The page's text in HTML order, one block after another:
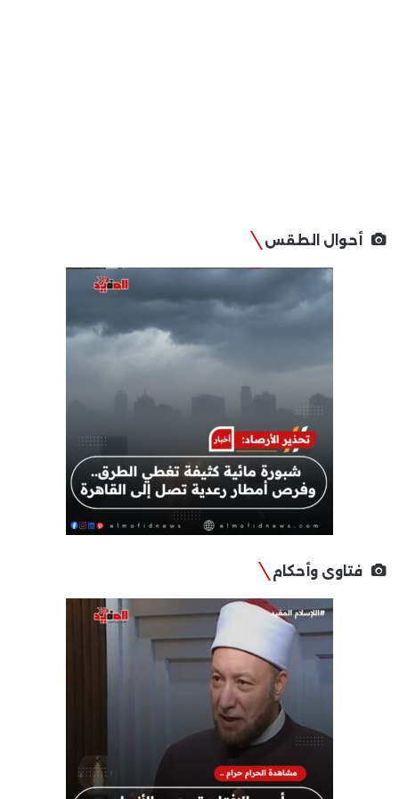
أحوال الطقس
فتاوى وأحكام